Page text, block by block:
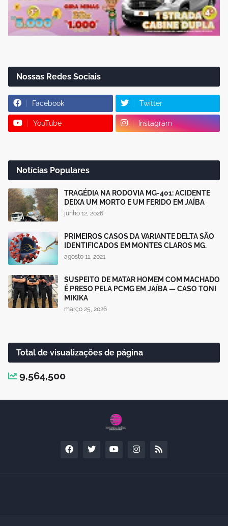
Nossas Redes Sociais
Facebook Twitter
YouTube Instagram
Notícias Populares
TRAGÉDIA NA RODOVIA MG-401: ACIDENTE
DEIXA UM MORTO E UM FERIDO EM JAÍBA
junho 12, 2026
PRIMEIROS CASOS DA VARIANTE DELTA SÃO
IDENTIFICADOS EM MONTES CLAROS MG.
agosto 11, 2021
SUSPEITO DE MATAR HOMEM COM MACHADO
É PRESO PELA PCMG EM JAÍBA — CASO TONI
MIKIKA
março 25, 2026
Total de visualizações de página
9,564,500